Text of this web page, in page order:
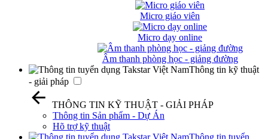
Micro giáo viên
Micro dạy online
Âm thanh phòng học - giảng đường
Thông tin kỹ thuật
- giải pháp
THÔNG TIN KỸ THUẬT - GIẢI PHÁP
Thông tin Sản phẩm - Dự Án
Hõ trợ kỹ thuật
Thông tin tuyển